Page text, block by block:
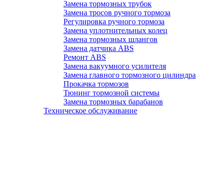
Замена тормозных трубок
Замена тросов ручного тормоза
Регулировка ручного тормоза
Замена уплотнительных колец
Замена тормозных шлангов
Замена датчика ABS
Ремонт ABS
Замена вакуумного усилителя
Замена главного тормозного цилиндра
Прокачка тормозов
Тюнинг тормозной системы
Замена тормозных барабанов
Техническое обслуживание